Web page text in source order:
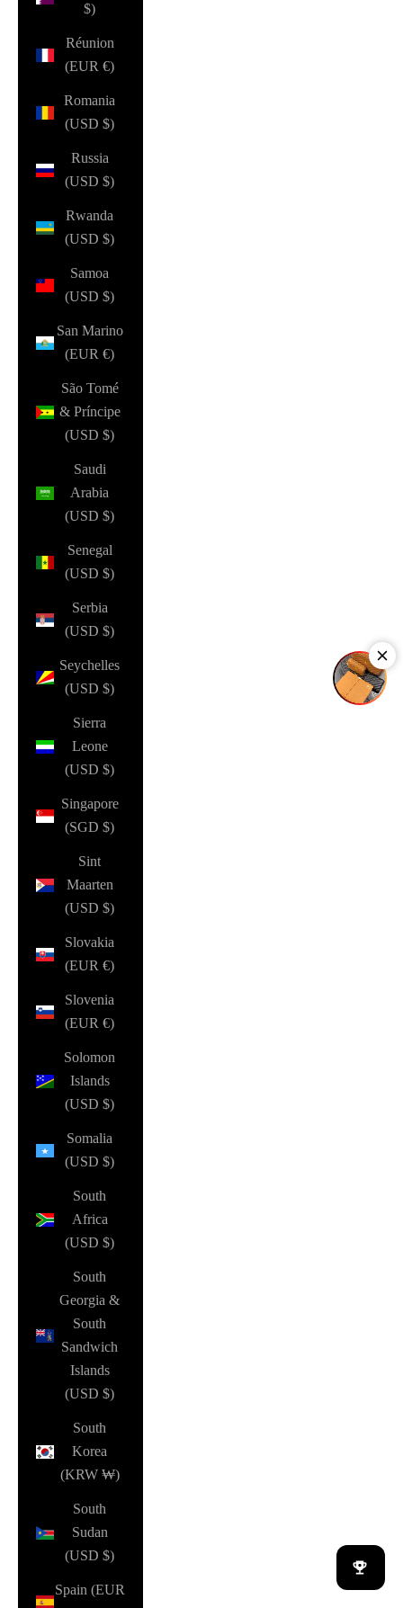
$)
Réunion
(EUR €)
Romania
(USD $)
Russia
(USD $)
Rwanda
(USD $)
Samoa
(USD $)
San Marino
(EUR €)
São Tomé
& Príncipe
(USD $)
Saudi
Arabia
(USD $)
Senegal
(USD $)
Serbia
(USD $)
Seychelles
(USD $)
Sierra
Leone
(USD $)
Singapore
(SGD $)
Sint
Maarten
(USD $)
Slovakia
(EUR €)
Slovenia
(EUR €)
Solomon
Islands
(USD $)
Somalia
(USD $)
South
Africa
(USD $)
South
Georgia &
South
Sandwich
Islands
(USD $)
South
Korea
(KRW ₩)
South
Sudan
(USD $)
Spain (EUR